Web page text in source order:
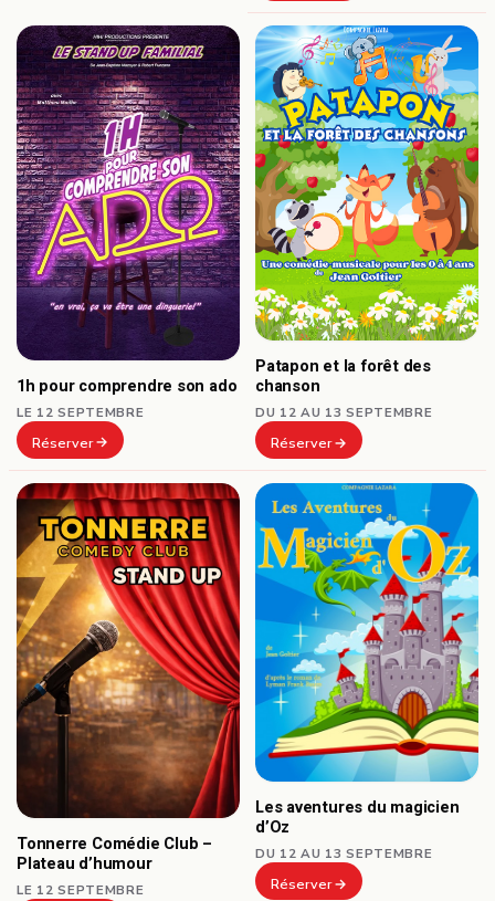
1h pour comprendre son ado
LE 12 SEPTEMBRE
Réserver
Patapon et la forêt des
chanson
DU 12 AU 13 SEPTEMBRE
Réserver
Tonnerre Comédie Club –
Plateau d’humour
LE 12 SEPTEMBRE
Les aventures du magicien
d’Oz
DU 12 AU 13 SEPTEMBRE
Réserver